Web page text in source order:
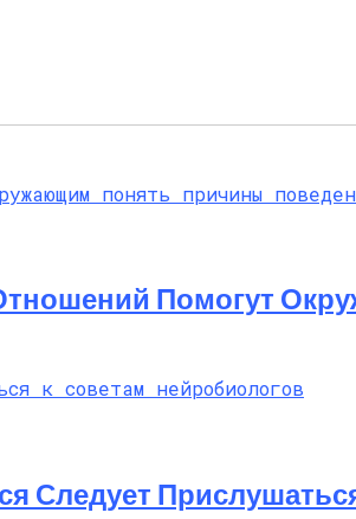
Помогут
Следует